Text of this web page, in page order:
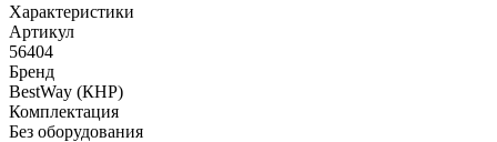
Характеристики
Артикул
56404
Бренд
BestWay (КНР)
Комплектация
Без оборудования